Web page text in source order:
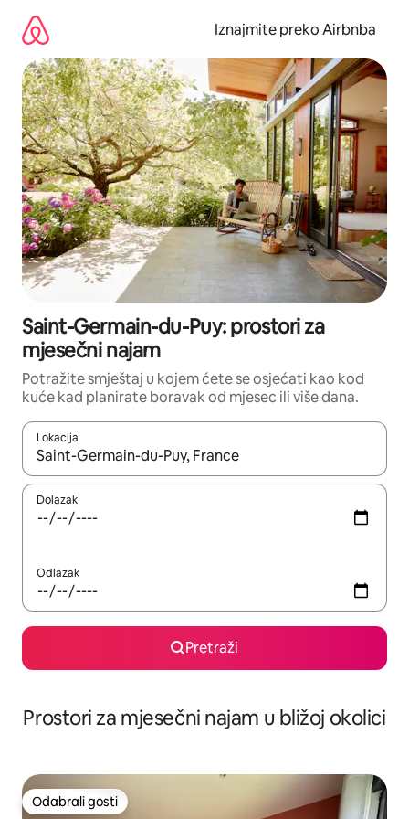
sadržaj
Iznajmite preko Airbnba
Saint-Germain-du-Puy: prostori za
mjesečni najam
Potražite smještaj u kojem ćete se osjećati kao kod
kuće kad planirate boravak od mjesec ili više dana.
Lokacija
Kada budu dostupni rezultati, moći ćete ih pregledati
Dolazak
Odlazak
Pretraži
Prostori za mjesečni najam u bližoj okolici
Odabrali gosti
Odabrali gosti